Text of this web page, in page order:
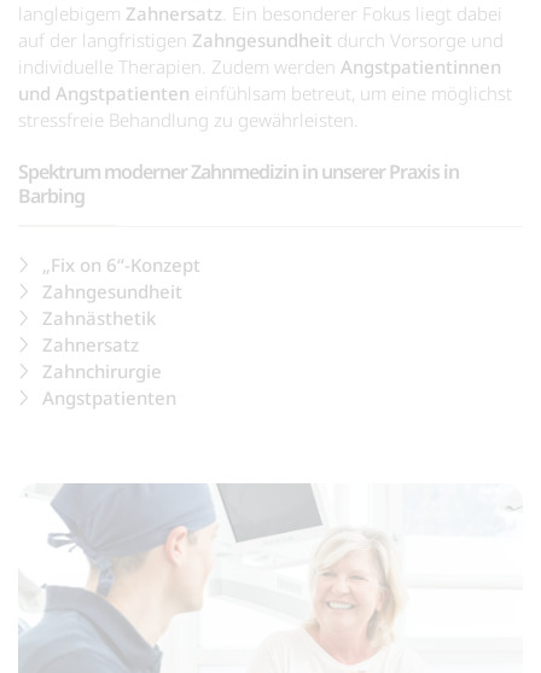
langlebigem Zahnersatz. Ein besonderer Fokus liegt dabei
auf der langfristigen Zahngesundheit durch Vorsorge und
individuelle Therapien. Zudem werden Angstpatientinnen
und Angstpatienten einfühlsam betreut, um eine möglichst
stressfreie Behandlung zu gewährleisten.
Spektrum moderner Zahnmedizin in unserer Praxis in
Barbing
„Fix on 6“-Konzept
Zahngesundheit
Zahnästhetik
Zahnersatz
Zahnchirurgie
Angstpatienten